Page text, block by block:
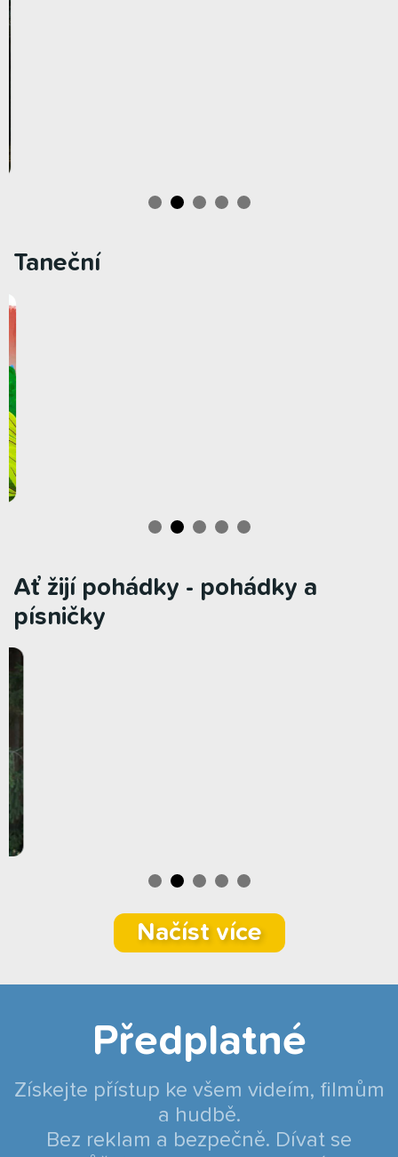
Taneční
Ať žijí pohádky - pohádky a
písničky
Načíst více
Předplatné
Získejte přístup ke všem videím, filmům
a hudbě.
Bez reklam a bezpečně. Dívat se